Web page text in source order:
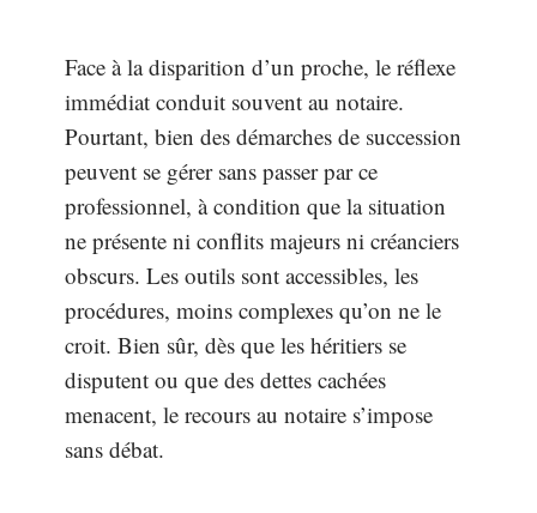
Face à la disparition d’un proche, le réflexe
immédiat conduit souvent au notaire.
Pourtant, bien des démarches de succession
peuvent se gérer sans passer par ce
professionnel, à condition que la situation
ne présente ni conflits majeurs ni créanciers
obscurs. Les outils sont accessibles, les
procédures, moins complexes qu’on ne le
croit. Bien sûr, dès que les héritiers se
disputent ou que des dettes cachées
menacent, le recours au notaire s’impose
sans débat.